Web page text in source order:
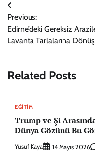
Yazı
gezinmesi
Previous:
Edirne’deki Gereksiz
Lavanta Tarlalarına
Related Posts
EĞITIM
Trump ve Şi
Dünya Gözünü Bu
Yusuf Kaya 14 Mayıs 2026